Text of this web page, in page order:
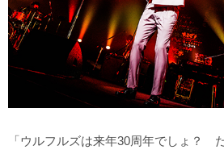
「ウルフルズは来年30周年でしょ？